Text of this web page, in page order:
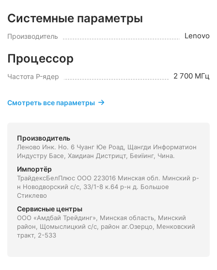
Системные параметры
Производитель Lenovo
Процессор
Частота P-ядер 2 700 МГц
Смотреть все параметры
Производитель
Леново Инк. Но. 6 Чуанг Юе Роад, Щангди Информатион
Индустру Басе, Хаидиан Дистрицт, Беиїинг, Чина.
Импортёр
ТрайдексБелПлюс ООО 223016 Минская обл. Минский р-
н Новодворский с/с, 33/1-8 к.64 р-н д. Большое
Стиклево
Сервисные центры
ООО «Амдбай Трейдинг», Минская область, Минский
район, Щомыслицкий с/с, район аг.Озерцо, Менковский
тракт, 2-533